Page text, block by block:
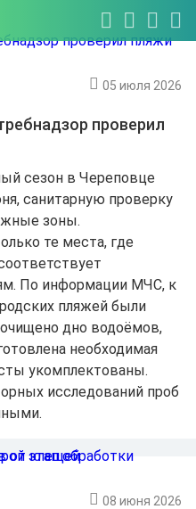
05 июля 2026
проверил
сезон в Череповце
санитарную проверку
зоны.
те места, где
По информации МЧС, к
пляжей были
дно водоёмов,
необходимая
укомплектованы.
исследований проб
08 июня 2026